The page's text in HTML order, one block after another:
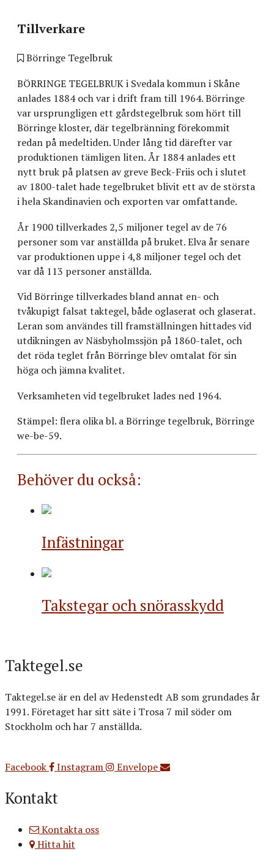
Tillverkare
Börringe Tegelbruk
BÖRRINGE TEGELBRUK i Svedala kommun i Skåne
anlades 1884 och var i drift fram till 1964. Börringe
var ursprungligen ett gårdstegelbruk som hört till
Börringe kloster, där tegelbränning förekommit
redan på medeltiden. Under lång tid därefter var
produktionen tämligen liten. År 1884 anlades ett
nytt bruk på platsen av greve Beck-Friis och i slutet
av 1800-talet hade tegelbruket blivit ett av de största
i hela Skandinavien och exporten var omfattande.
År 1900 tillverkades 2,5 miljoner tegel av de 76
personer som var anställda på bruket. Elva år senare
var produktionen uppe i 4,8 miljoner tegel och det
var då 113 personer anställda.
Vid Börringe tillverkades bland annat en- och
tvåkupigt falsat taktegel, både oglaserat och glaserat.
Leran som användes till framställningen hittades vid
utdikningen av Näsbyholmssjön på 1860-talet, och
det röda teglet från Börringe blev omtalat för sin
höga och jämna kvalitet.
Verksamheten vid tegelbruket lades ned 1964.
Stämpel: flera olika bl. a Börringe tegelbruk, Börringe
we-be-59.
Behöver du också:
Infästningar
Takstegar och snörasskydd
Taktegel.se
Taktegel.se är en del av Hedenstedt AB som grundades år
1991. Företaget har sitt säte i Trosa 7 mil söder om
Stockholm och har 7 anställda.
Facebook
Instagram Envelope
Kontakt
Kontakta oss
Hitta hit